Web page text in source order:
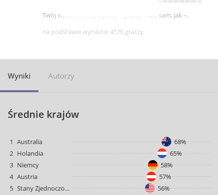
Twój wynik jest lepszy, niż -- graczy i taki sam, jak --.
na podstawie wyników 4576 graczy
Wyniki Autorzy
Średnie krajów
1 Australia
68%
2 Holandia
65%
3 Niemcy
58%
4 Austria
57%
5
Stany Zjednoczone
56%